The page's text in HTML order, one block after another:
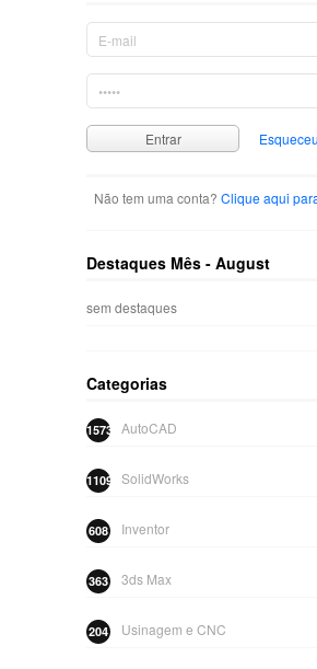
Não tem uma conta? Clique aqui
Destaques Mês - August
sem destaques
Categorias
AutoCAD
1573
SolidWorks
1109
Inventor
608
3ds Max
363
Usinagem e CNC
204